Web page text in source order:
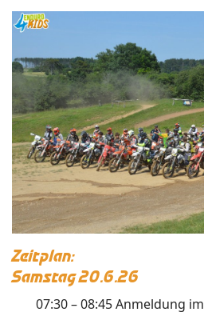
Zeitplan:
Samstag 20.6.26
07:30 – 08:45 Anmeldung